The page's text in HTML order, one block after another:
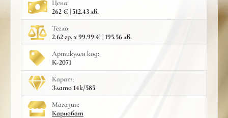
Цена:
262 € | 512.43 лв.
Тегло:
2.62 гр. x 99.99 € | 195.56 лв.
Артикулен код:
К-2071
Карат:
Злато 14к/585
Mагазин:
Карнобат